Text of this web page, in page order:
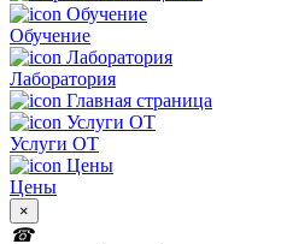
Обучение
Лаборатория
Услуги ОТ
Цены
×